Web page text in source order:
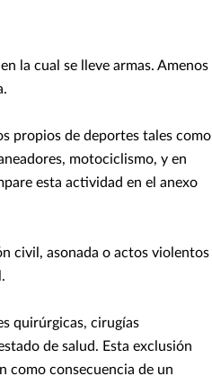
la cual se lleve armas. Amenos
propios de deportes tales como
motociclismo, y en
esta actividad en el anexo
civil, asonada o actos violentos
quirúrgicas, cirugías
de salud. Esta exclusión
como consecuencia de un